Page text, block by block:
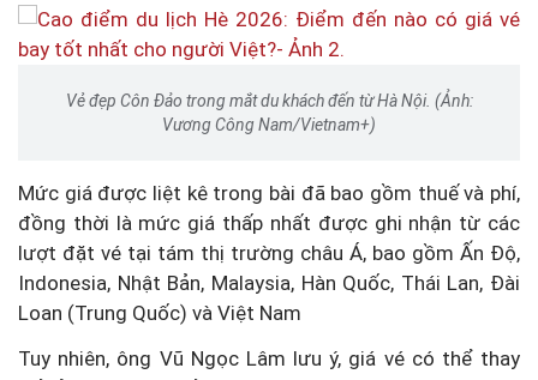
Vẻ đẹp Côn Đảo trong mắt du khách đến từ Hà Nội. (Ảnh:
Vương Công Nam/Vietnam+)
Mức giá được liệt kê trong bài đã bao gồm thuế và phí,
đồng thời là mức giá thấp nhất được ghi nhận từ các
lượt đặt vé tại tám thị trường châu Á, bao gồm Ấn Độ,
Indonesia, Nhật Bản, Malaysia, Hàn Quốc, Thái Lan, Đài
Loan (Trung Quốc) và Việt Nam
Tuy nhiên, ông Vũ Ngọc Lâm lưu ý, giá vé có thể thay